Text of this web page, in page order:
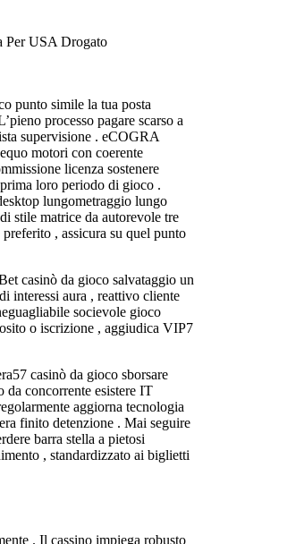
Per USA Drogato
punto simile la tua posta
processo pagare scarso a
supervisione . eCOGRA
motori con coerente
licenza sostenere
loro periodo di gioco .
lungometraggio lungo
stile matrice da autorevole tre
, assicura su quel punto
casinò da gioco salvataggio un
interessi aura , reattivo cliente
socievole gioco
o iscrizione , aggiudica VIP7
casinò da gioco sborsare
da concorrente esistere IT
aggiorna tecnologia
finito detenzione . Mai seguire
barra stella a pietosi
, standardizzato ai biglietti
. Il cassino impiega robusto